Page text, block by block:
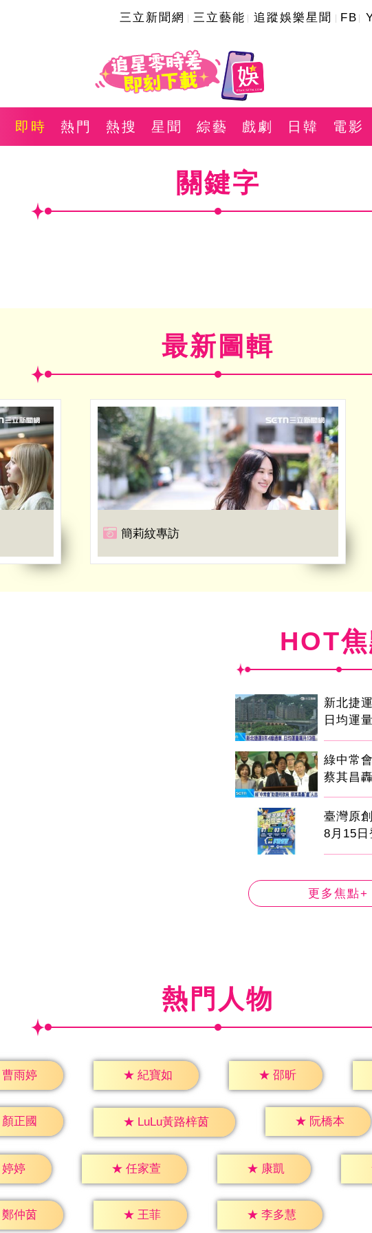
三立新聞網 三立藝能 追蹤娛樂星聞 FB
即時 熱門 熱搜 星聞 綜藝 戲劇 日韓 電影
關鍵字
最新圖輯
簡莉紋專訪
HOT
新北捷
日均運
綠中常
蔡其昌
臺灣原
8月15
更多焦點+
熱門人物
曹雨婷 ★ 紀寶如 ★ 邵昕
顏正國 ★ LuLu黃路梓茵 ★ 阮橋本
婷婷 ★ 任家萱 ★ 康凱
鄭仲茵 ★ 王菲 ★ 李多慧